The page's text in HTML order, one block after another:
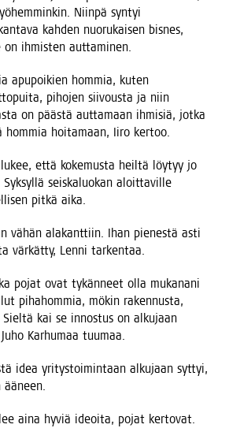
Niin­pä syn­tyi
kah­den nuo­ru­kai­sen bis­nes,
ihmis­ten auttaminen.
apu­poi­kien hom­mia, kuten
piho­jen sii­vous­ta ja niin
on pääs­tä aut­ta­maan ihmi­siä, jot­ka
hoi­ta­maan, Iiro kertoo.
lukee, että koke­mus­ta heil­tä löy­tyy jo
seis­ka­luo­kan aloit­ta­vil­le
pit­kä aika.
vähän ala­kant­tiin. Ihan pie­nes­tä asti
vär­kät­ty, Len­ni tarkentaa.
pojat ovat tykän­neet olla muka­na­ni
piha­hom­mia, mökin raken­nus­ta,
kai se innos­tus on alku­jaan
Kar­hu­maa tuumaa.
idea yri­tys­toi­min­taan alku­jaan syt­tyi,
aina hyviä ideoi­ta, pojat kertovat.